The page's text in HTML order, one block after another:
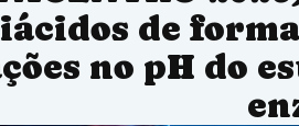
de
no pH do